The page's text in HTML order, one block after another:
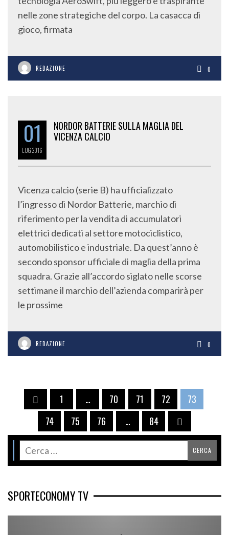
nelle zone strategiche del corpo. La casacca di
gioco, firmata
REDAZIONE 0
01
LUG2016
NORDOR BATTERIE SULLA MAGLIA DEL
VICENZA CALCIO
Vicenza calcio (serie B) ha ufficializzato
l’ingresso di Nordor Batterie, marchio di
riferimento per la vendita di accumulatori
elettrici dedicati al settore motociclistico,
automobilistico e industriale. Da quest’anno è
secondo sponsor ufficiale di maglia della prima
squadra. Grazie all’accordo siglato nelle scorse
settimane il marchio dell’azienda comparirà per
le prossime
REDAZIONE 0
1 … 70 71 72
73
74
75 76 … 84
SPORTECONOMY TV